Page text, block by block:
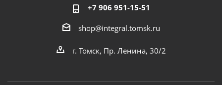
+7 906 951-15-51
shop@integral.tomsk.ru
г. Томск, Пр. Ленина, 30/2